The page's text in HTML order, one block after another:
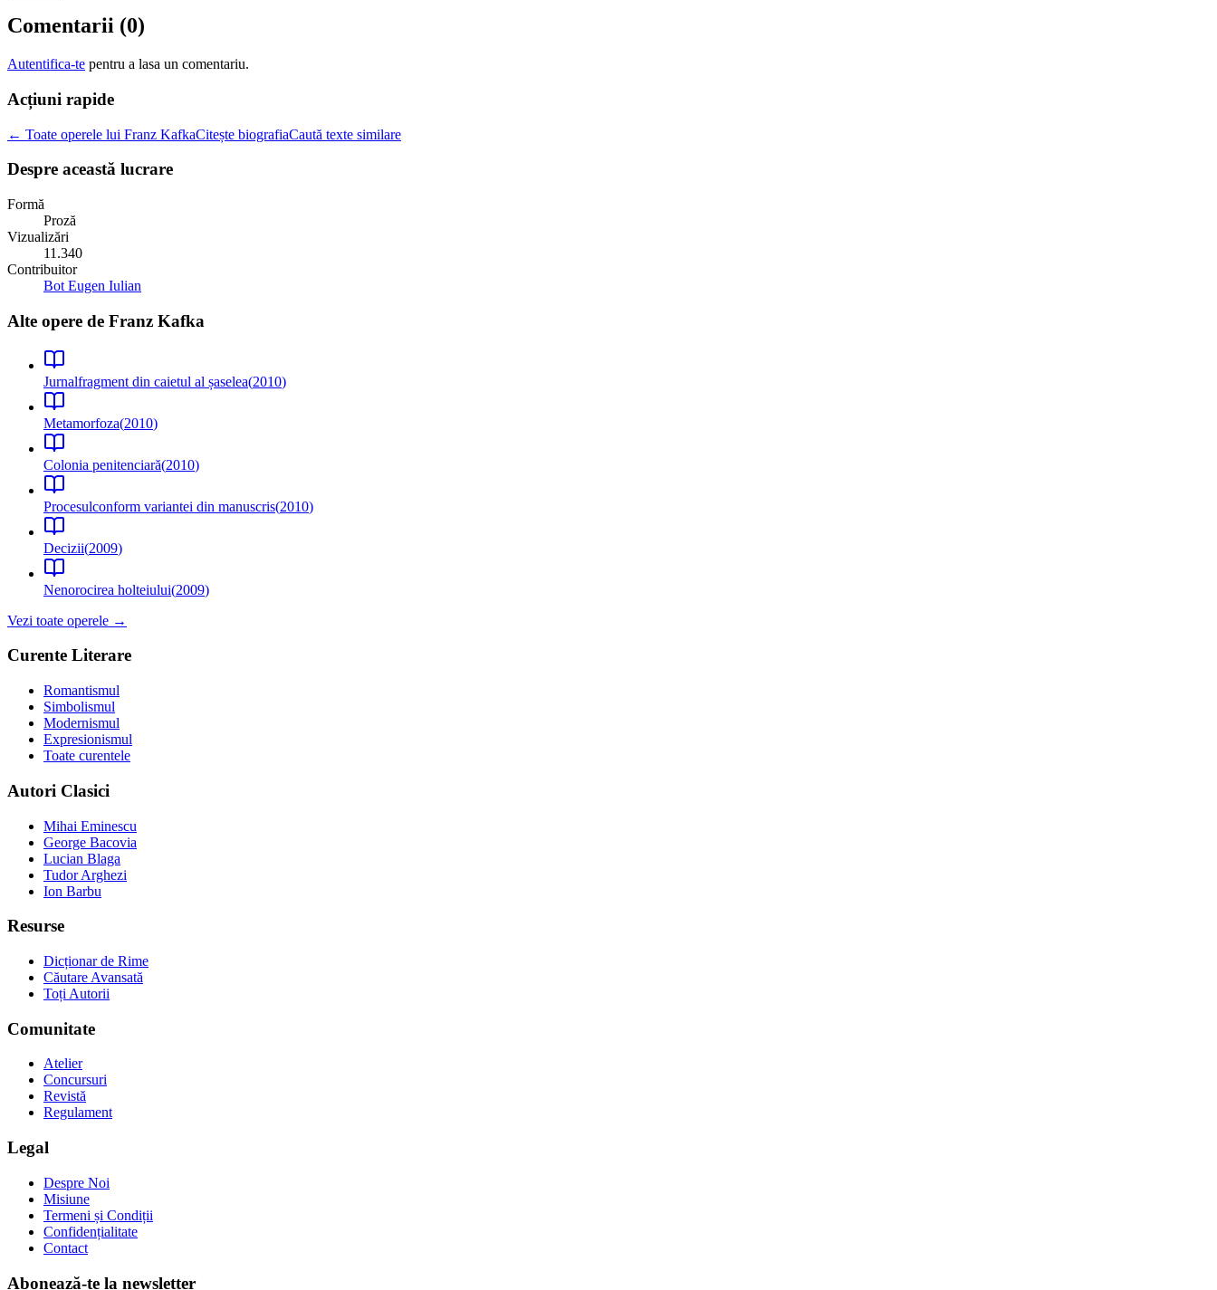
Comentarii (0)
Autentifica-te pentru a lasa un comentariu.
Acțiuni rapide
← Toate operele lui Franz KafkaCitește biografiaCaută texte similare
Despre această lucrare
Formă
Proză
Vizualizări
11.340
Contribuitor
Bot Eugen Iulian
Alte opere de Franz Kafka
Jurnalfragment din caietul al șaselea(2010)
Metamorfoza(2010)
Colonia penitenciară(2010)
Procesulconform variantei din manuscris(2010)
Decizii(2009)
Nenorocirea holteiului(2009)
Vezi toate operele →
Curente Literare
Romantismul
Simbolismul
Modernismul
Expresionismul
Toate curentele
Autori Clasici
Mihai Eminescu
George Bacovia
Lucian Blaga
Tudor Arghezi
Ion Barbu
Resurse
Dicționar de Rime
Căutare Avansată
Toți Autorii
Comunitate
Atelier
Concursuri
Revistă
Regulament
Legal
Despre Noi
Misiune
Termeni și Condiții
Confidențialitate
Contact
Abonează-te la newsletter